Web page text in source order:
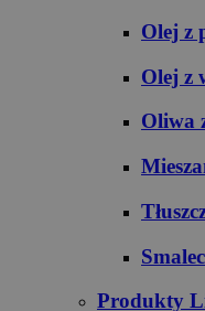
Olej z
Olej z
Oliwa
Produkty